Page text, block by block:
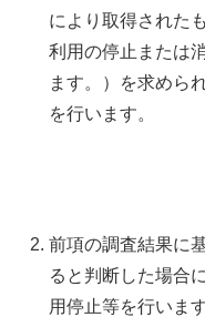
により取得された
利用の停止または
ます。）を求めら
を行います。
前項の調査結果に
ると判断した場合
用停止等を行います